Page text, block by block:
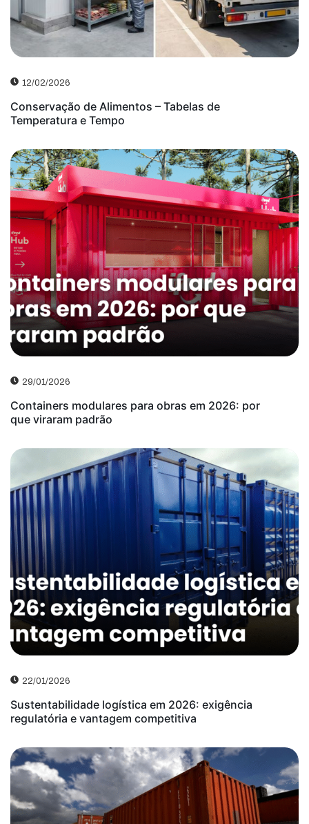
12/02/2026
Conservação de Alimentos – Tabelas de
Temperatura e Tempo
29/01/2026
Containers modulares para obras em 2026: por
que viraram padrão
22/01/2026
Sustentabilidade logística em 2026: exigência
regulatória e vantagem competitiva